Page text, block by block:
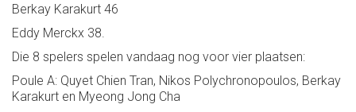
Berkay Karakurt 46
Eddy Merckx 38.
Die 8 spelers spelen vandaag nog voor vier plaatsen:
Poule A: Quyet Chien Tran, Nikos Polychronopoulos, Berkay
Karakurt en Myeong Jong Cha